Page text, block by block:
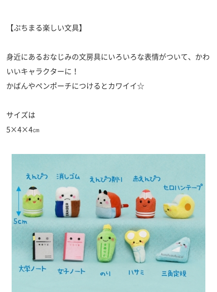
【ぷちまる楽しい文具】
身近にあるおなじみの文房具にいろいろな表情がついて、かわ
いいキャラクターに！
かばんやペンポーチにつけるとカワイイ☆
サイズは
5×4×4㎝